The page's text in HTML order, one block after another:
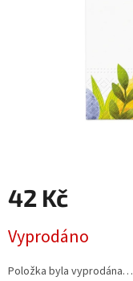
42 Kč
cena:
Vyprodáno
Položka byla vyprodána…